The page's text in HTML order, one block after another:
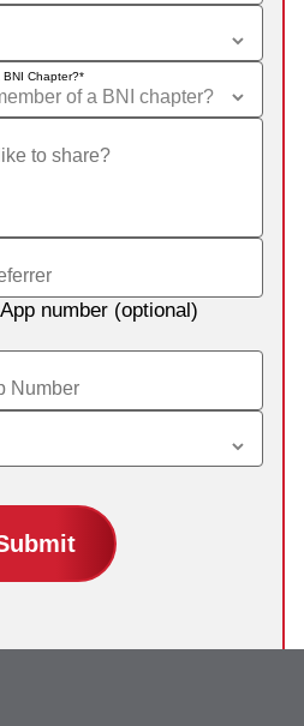
BNI Chapter?
number (optional)